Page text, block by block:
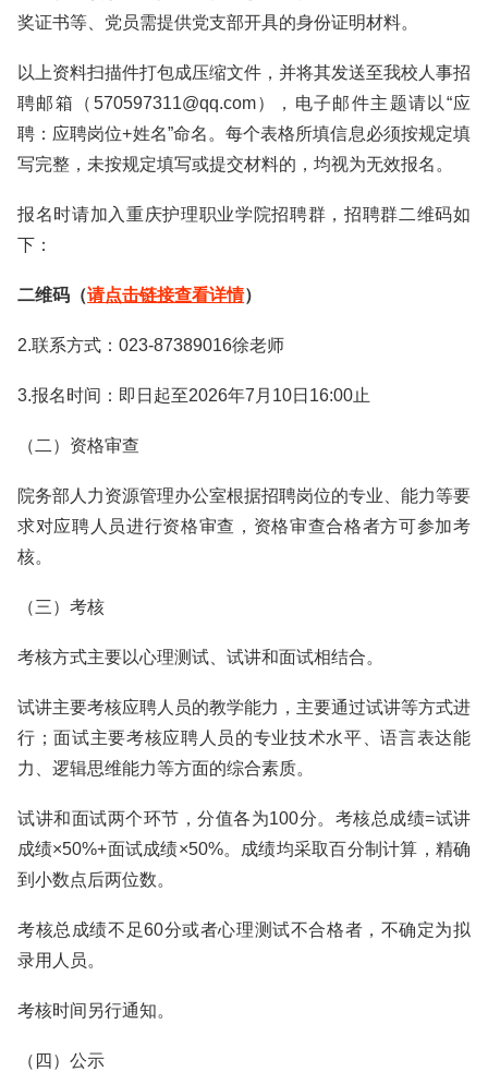
奖证书等、党员需提供党支部开具的身份证明材料。
以上资料扫描件打包成压缩文件，并将其发送至我校人事招
聘邮箱（570597311@qq.com），电子邮件主题请以“应
聘：应聘岗位+姓名”命名。每个表格所填信息必须按规定填
写完整，未按规定填写或提交材料的，均视为无效报名。
报名时请加入重庆护理职业学院招聘群，招聘群二维码如
下：
二维码（请点击链接查看详情）
2.联系方式：023-87389016徐老师
3.报名时间：即日起至2026年7月10日16:00止
（二）资格审查
院务部人力资源管理办公室根据招聘岗位的专业、能力等要
求对应聘人员进行资格审查，资格审查合格者方可参加考
核。
（三）考核
考核方式主要以心理测试、试讲和面试相结合。
试讲主要考核应聘人员的教学能力，主要通过试讲等方式进
行；面试主要考核应聘人员的专业技术水平、语言表达能
力、逻辑思维能力等方面的综合素质。
试讲和面试两个环节，分值各为100分。考核总成绩=试讲
成绩×50%+面试成绩×50%。成绩均采取百分制计算，精确
到小数点后两位数。
考核总成绩不足60分或者心理测试不合格者，不确定为拟
录用人员。
考核时间另行通知。
（四）公示